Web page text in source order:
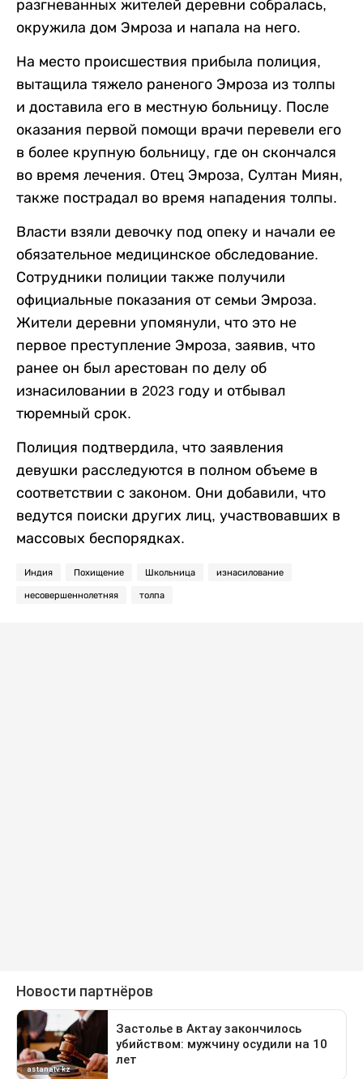
разгневанных жителей деревни собралась,
окружила дом Эмроза и напала на него.
На место происшествия прибыла полиция,
вытащила тяжело раненого Эмроза из толпы
и доставила его в местную больницу. После
оказания первой помощи врачи перевели его
в более крупную больницу, где он скончался
во время лечения. Отец Эмроза, Султан Миян,
также пострадал во время нападения толпы.
Власти взяли девочку под опеку и начали ее
обязательное медицинское обследование.
Сотрудники полиции также получили
официальные показания от семьи Эмроза.
Жители деревни упомянули, что это не
первое преступление Эмроза, заявив, что
ранее он был арестован по делу об
изнасиловании в 2023 году и отбывал
тюремный срок.
Полиция подтвердила, что заявления
девушки расследуются в полном объеме в
соответствии с законом. Они добавили, что
ведутся поиски других лиц, участвовавших в
массовых беспорядках.
Индия Похищение Школьница изнасилование
несовершеннолетняя толпа